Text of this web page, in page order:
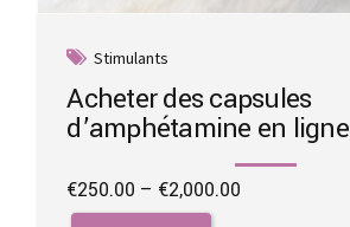
Stimulants
Acheter des capsules
d’amphétamine en ligne
€250.00 – €2,000.00
This